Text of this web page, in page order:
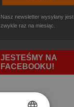
Nasz newsletter wysyłany jest
zwykle raz na miesiąc.
JESTEŚMY NA
FACEBOOKU!